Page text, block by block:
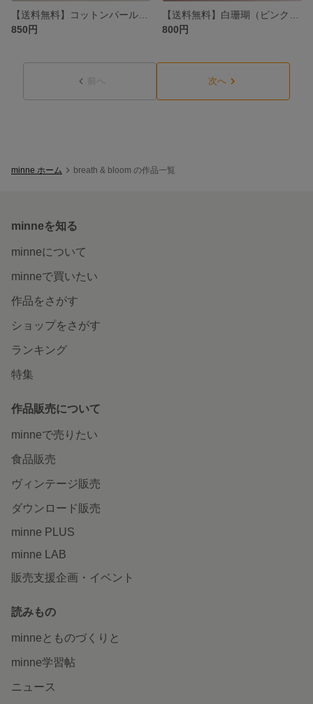
850円
800円
前へ 次へ
minne ホーム breath & bloom の作品一覧
minneを知る
minneについて
minneで買いたい
作品をさがす
ショップをさがす
ランキング
特集
作品販売について
minneで売りたい
食品販売
ヴィンテージ販売
ダウンロード販売
minne PLUS
minne LAB
販売支援企画・イベント
読みもの
minneとものづくりと
minne学習帖
ニュース